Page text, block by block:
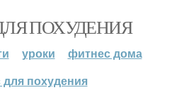
ПОХУДЕНИЯ
уроки
фитнес дома
похудения